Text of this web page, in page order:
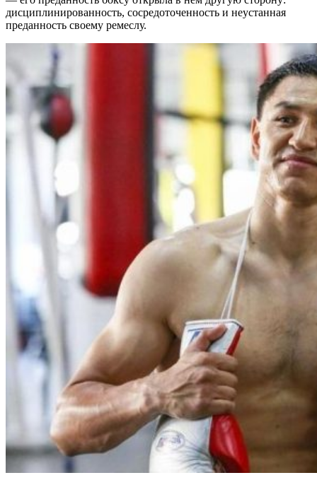
дисциплинированность, сосредоточенность и неустанная
преданность своему ремеслу.